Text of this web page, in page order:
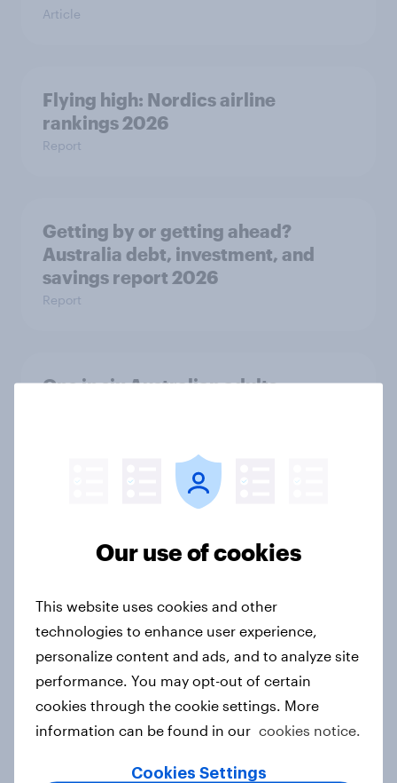
Article
Flying high: Nordics airline
rankings 2026
Report
Getting by or getting ahead?
Australia debt, investment, and
savings report 2026
Report
One in six Australian adults
space exploration
Article
New Nordic report exposes the
everyday life
Article
Food & Health Report 2026
Article
Our use of cookies
This website uses cookies and other
technologies to enhance user experience,
personalize content and ads, and to analyze site
performance. You may opt-out of certain
cookies through the cookie settings. More
information can be found in our cookies notice.
Cookies Settings